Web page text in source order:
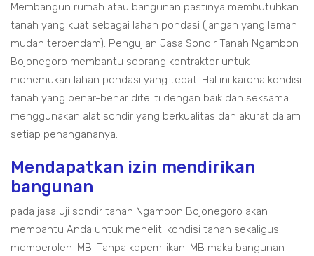
Membangun rumah atau bangunan pastinya membutuhkan
tanah yang kuat sebagai lahan pondasi (jangan yang lemah
mudah terpendam). Pengujian Jasa Sondir Tanah Ngambon
Bojonegoro membantu seorang kontraktor untuk
menemukan lahan pondasi yang tepat. Hal ini karena kondisi
tanah yang benar-benar diteliti dengan baik dan seksama
menggunakan alat sondir yang berkualitas dan akurat dalam
setiap penangananya.
Mendapatkan izin mendirikan
bangunan
pada jasa uji sondir tanah Ngambon Bojonegoro akan
membantu Anda untuk meneliti kondisi tanah sekaligus
memperoleh IMB. Tanpa kepemilikan IMB maka bangunan